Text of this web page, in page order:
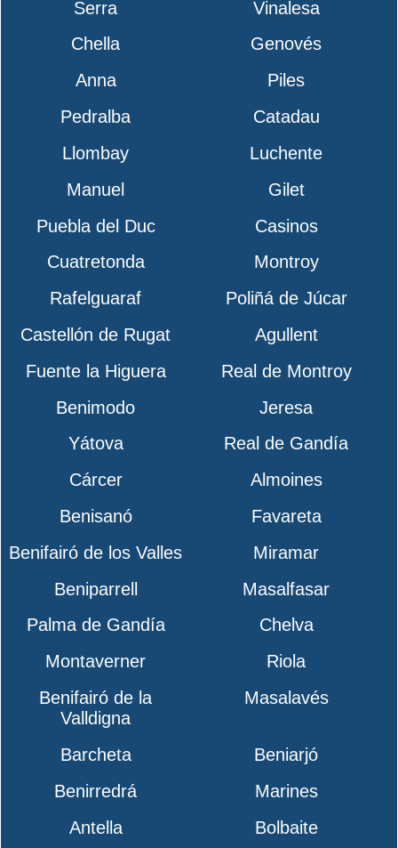
Serra
Vinalesa
Chella
Genovés
Anna
Piles
Pedralba
Catadau
Llombay
Luchente
Manuel
Gilet
Puebla del Duc
Casinos
Cuatretonda
Montroy
Rafelguaraf
Poliñá de Júcar
Castellón de Rugat
Agullent
Fuente la Higuera
Real de Montroy
Benimodo
Jeresa
Yátova
Real de Gandía
Cárcer
Almoines
Benisanó
Favareta
Benifairó de los Valles
Miramar
Beniparrell
Masalfasar
Palma de Gandía
Chelva
Montaverner
Riola
Benifairó de la
Valldigna
Masalavés
Barcheta
Beniarjó
Benirredrá
Marines
Antella
Bolbaite